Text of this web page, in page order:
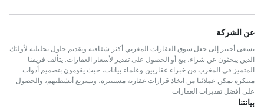
عن الشركة
تسعى أجينز إلى جعل سوق العقارات المغربي أكثر شفافية وتقديم حلول تحليلية لأولئك
الذين يبحثون عن شراء، بيع أو الحصول على تقدير لأسعار العقارات. يتألف فريقنا
المتميز في المغرب من خبراء عقاريين وعلماء بيانات، حيث يقومون بتصميم أدوات
مبتكرة تمكن عملائنا من اتخاذ قرارات عقارية مستنيرة، وتسريع أنشطتهم، والحصول
على أفضل تقديرات العقارات
بيانتنا